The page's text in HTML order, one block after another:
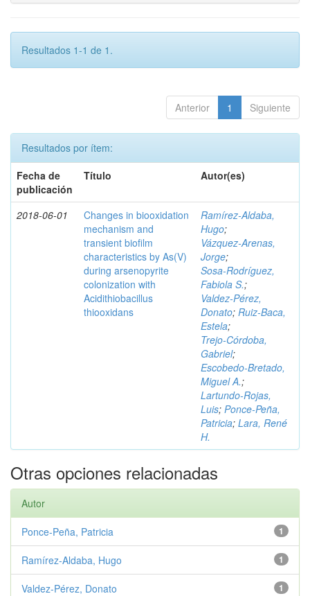
Resultados 1-1 de 1.
Anterior 1 Siguiente
Resultados por ítem:
Fecha de
publicación
Título Autor(es)
2018-06-01
Changes in biooxidation
mechanism and
transient biofilm
characteristics by As(V)
during arsenopyrite
colonization with
Acidithiobacillus
thiooxidans
Ramírez‑Aldaba,
Hugo;
Vázquez‑Arenas,
Jorge;
Sosa‑Rodríguez,
Fabiola S.;
Valdez‑Pérez,
Donato; Ruiz‑Baca,
Estela;
Trejo‑Córdoba,
Gabriel;
Escobedo‑Bretado,
Miguel A.;
Lartundo‑Rojas,
Luis; Ponce‑Peña,
Patricia; Lara, René
H.
Otras opciones relacionadas
Autor
1
Ponce‑Peña, Patricia
1
Ramírez‑Aldaba, Hugo
1
Valdez‑Pérez, Donato